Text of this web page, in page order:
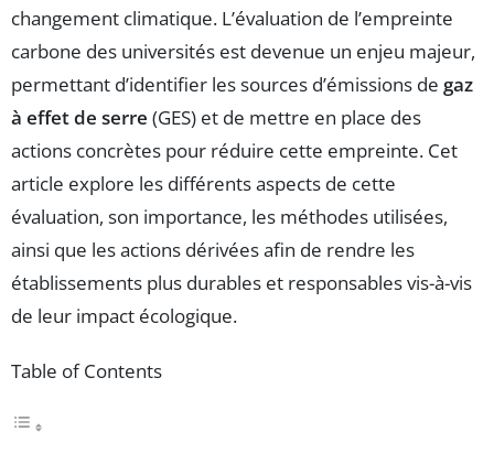
changement climatique. L’évaluation de l’empreinte
carbone des universités est devenue un enjeu majeur,
permettant d’identifier les sources d’émissions de gaz
à effet de serre (GES) et de mettre en place des
actions concrètes pour réduire cette empreinte. Cet
article explore les différents aspects de cette
évaluation, son importance, les méthodes utilisées,
ainsi que les actions dérivées afin de rendre les
établissements plus durables et responsables vis-à-vis
de leur impact écologique.
Table of Contents